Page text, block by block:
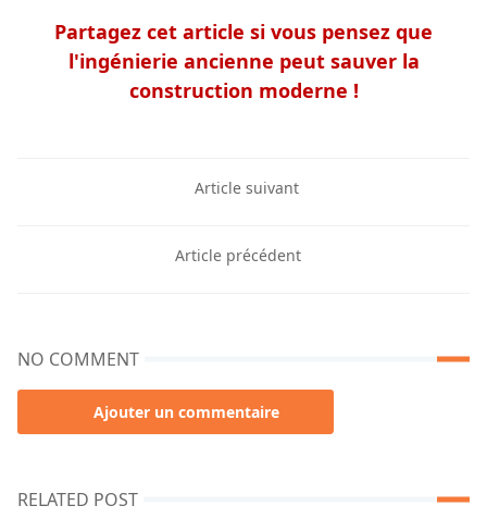
Partagez cet article si vous pensez que
l'ingénierie ancienne peut sauver la
construction moderne !
Article suivant
Article précédent
NO COMMENT
Ajouter un commentaire
RELATED POST